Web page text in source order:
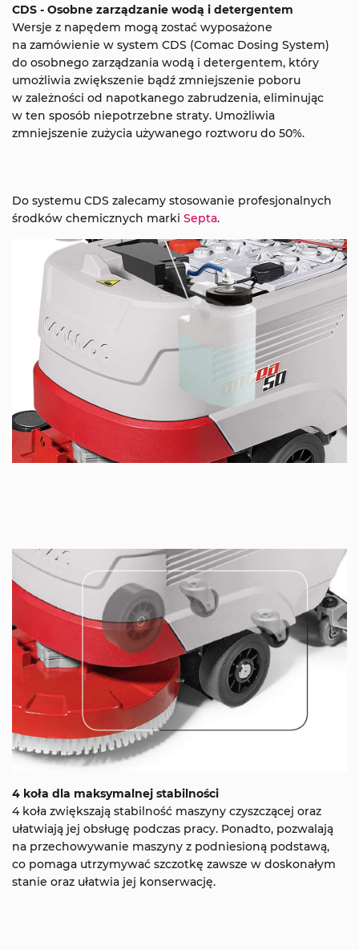
CDS - Osobne zarządzanie wodą i detergentem
Wersje z napędem mogą zostać wyposażone
na zamówienie w system CDS (Comac Dosing System)
do osobnego zarządzania wodą i detergentem, który
umożliwia zwiększenie bądź zmniejszenie poboru
w zależności od napotkanego zabrudzenia, eliminując
w ten sposób niepotrzebne straty. Umożliwia
zmniejszenie zużycia używanego roztworu do 50%.
Do systemu CDS zalecamy stosowanie profesjonalnych
środków chemicznych marki Septa.
4 koła dla maksymalnej stabilności
4 koła zwiększają stabilność maszyny czyszczącej oraz
ułatwiają jej obsługę podczas pracy. Ponadto, pozwalają
na przechowywanie maszyny z podniesioną podstawą,
co pomaga utrzymywać szczotkę zawsze w doskonałym
stanie oraz ułatwia jej konserwację.